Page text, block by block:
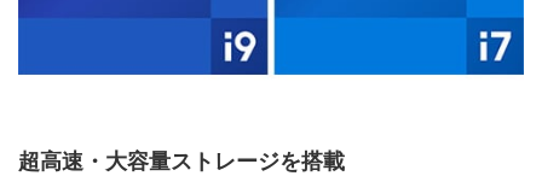
超高速・大容量ストレージを搭載